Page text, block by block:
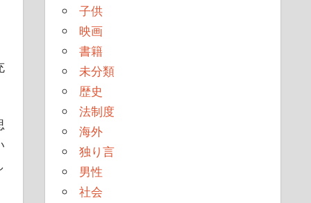
子供
映画
書籍
未分類
歴史
法制度
海外
独り言
男性
社会